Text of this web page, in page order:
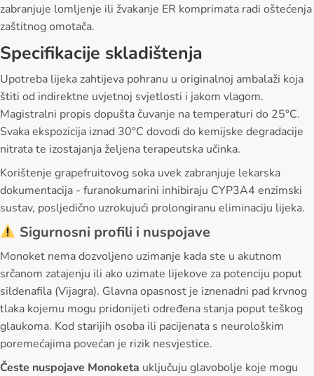
zabranjuje lomljenje ili žvakanje ER komprimata radi oštećenja
zaštitnog omotača.
Specifikacije skladištenja
Upotreba lijeka zahtijeva pohranu u originalnoj ambalaži koja
štiti od indirektne uvjetnoj svjetlosti i jakom vlagom.
Magistralni propis dopušta čuvanje na temperaturi do 25°C.
Svaka ekspozicija iznad 30°C dovodi do kemijske degradacije
nitrata te izostajanja željena terapeutska učinka.
Korištenje grapefruitovog soka uvek zabranjuje lekarska
dokumentacija - furanokumarini inhibiraju CYP3A4 enzimski
sustav, posljedično uzrokujući prolongiranu eliminaciju lijeka.
Sigurnosni profili i nuspojave
Monoket nema dozvoljeno uzimanje kada ste u akutnom
srčanom zatajenju ili ako uzimate lijekove za potenciju poput
sildenafila (Vijagra). Glavna opasnost je iznenadni pad krvnog
tlaka kojemu mogu pridonijeti određena stanja poput teškog
glaukoma. Kod starijih osoba ili pacijenata s neurološkim
poremećajima povećan je rizik nesvjestice.
Česte nuspojave Monoketa uključuju glavobolje koje mogu